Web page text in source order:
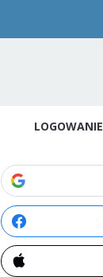
LOGOWANIE